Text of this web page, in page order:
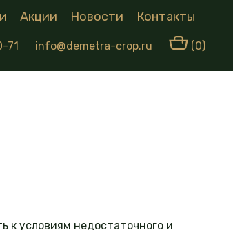
Акции Новости Контакты
71 info@demetra-crop.ru (0)
к условиям недостаточного и